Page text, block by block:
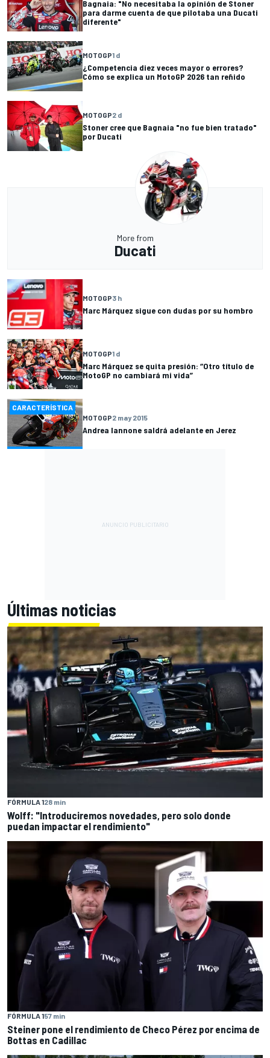
Bagnaia: "No necesitaba la opinión de Stoner
para darme cuenta de que pilotaba una Ducati
diferente"
MOTOGP1 d
¿Competencia diez veces mayor o errores?
Cómo se explica un MotoGP 2026 tan reñido
MOTOGP2 d
Stoner cree que Bagnaia "no fue bien tratado"
por Ducati
More from
Ducati
MOTOGP3 h
Marc Márquez sigue con dudas por su hombro
MOTOGP1 d
Marc Márquez se quita presión: “Otro título de
MotoGP no cambiará mi vida”
CARACTERÍSTICA
MOTOGP2 may 2015
Andrea Iannone saldrá adelante en Jerez
Últimas noticias
FÓRMULA 128 min
Wolff: "Introduciremos novedades, pero solo donde
puedan impactar el rendimiento"
FÓRMULA 157 min
Steiner pone el rendimiento de Checo Pérez por encima de
Bottas en Cadillac